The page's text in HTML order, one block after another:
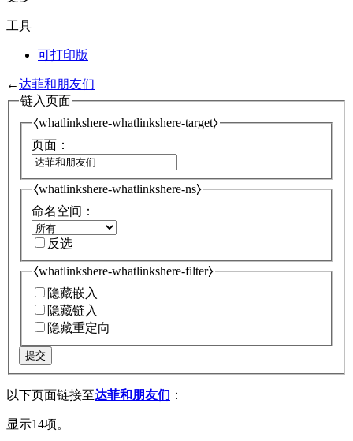
工具
可打印版
←达菲和朋友们
链入页面
⧼whatlinkshere-whatlinkshere-target⧽
页面：
⧼whatlinkshere-whatlinkshere-ns⧽
命名空间：
反选
⧼whatlinkshere-whatlinkshere-filter⧽
隐藏嵌入
隐藏链入
隐藏重定向
提交
以下页面链接至达菲和朋友们 ：
显示14项。